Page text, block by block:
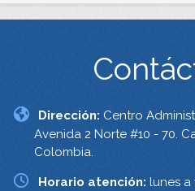
Dirección: Centro
Avenida 2 Norte #10 - 70.
Colombia.
Horario atención: lunes a